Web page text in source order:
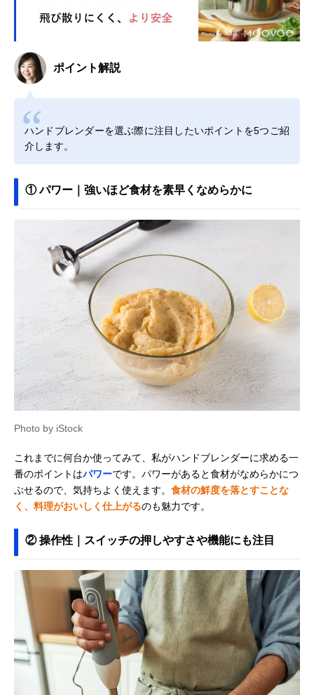
ポイント解説
ハンドブレンダーを選ぶ際に注目したいポイントを5つご紹
介します。
① パワー｜強いほど食材を素早くなめらかに
Photo by iStock
これまでに何台か使ってみて、私がハンドブレンダーに求める一
番のポイントはパワーです。パワーがあると食材がなめらかにつ
ぶせるので、気持ちよく使えます。 食材の鮮度を落とすことな
く、料理がおいしく仕上がるのも魅力です。
② 操作性｜スイッチの押しやすさや機能にも注目